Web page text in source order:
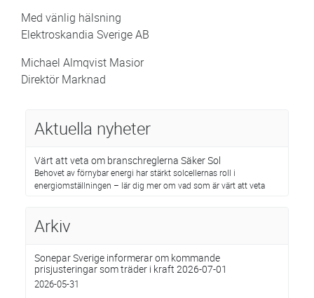
Med vänlig hälsning
Elektroskandia Sverige AB
Michael Almqvist Masior
Direktör Marknad
Aktuella nyheter
Värt att veta om branschreglerna Säker Sol
Behovet av förnybar energi har stärkt solcellernas roll i
energiomställningen – lär dig mer om vad som är värt att veta
Arkiv
Sonepar Sverige informerar om kommande
prisjusteringar som träder i kraft 2026-07-01
2026-05-31